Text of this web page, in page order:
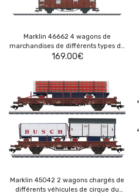
Marklin 46662 4 wagons de
marchandises de différents types de
la DB
169.00€
Marklin 45042 2 wagons chargés de
différents véhicules de cirque du